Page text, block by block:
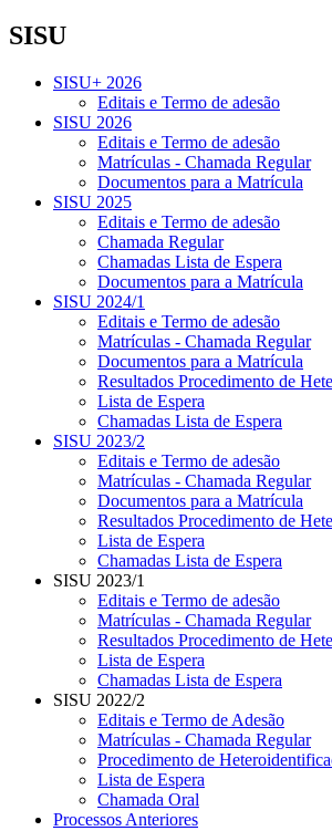
SISU
SISU+ 2026
Editais e Termo de adesão
SISU 2026
Editais e Termo de adesão
Matrículas - Chamada Regular
Documentos para a Matrícula
SISU 2025
Editais e Termo de adesão
Chamada Regular
Chamadas Lista de Espera
Documentos para a Matrícula
SISU 2024/1
Editais e Termo de adesão
Matrículas - Chamada Regular
Documentos para a Matrícula
Resultados Procedimento de
Lista de Espera
Chamadas Lista de Espera
SISU 2023/2
Editais e Termo de adesão
Matrículas - Chamada Regular
Documentos para a Matrícula
Resultados Procedimento de
Lista de Espera
Chamadas Lista de Espera
SISU 2023/1
Editais e Termo de adesão
Matrículas - Chamada Regular
Resultados Procedimento de
Lista de Espera
Chamadas Lista de Espera
SISU 2022/2
Editais e Termo de Adesão
Matrículas - Chamada Regular
Procedimento de
Lista de Espera
Chamada Oral
Processos Anteriores